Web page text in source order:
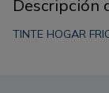
Descripción
TINTE HOGAR